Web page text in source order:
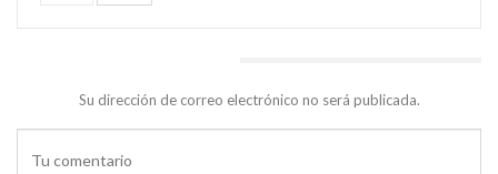
Su dirección de correo electrónico no será publicada.